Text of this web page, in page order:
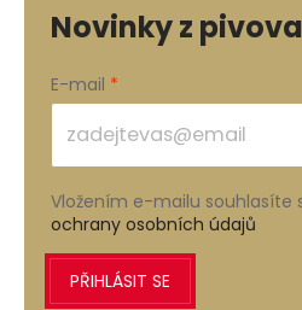
Novinky z
E-mail
Vložením e-mailu souhlasíte
ochrany osobních údajů
PŘIHLÁSIT SE